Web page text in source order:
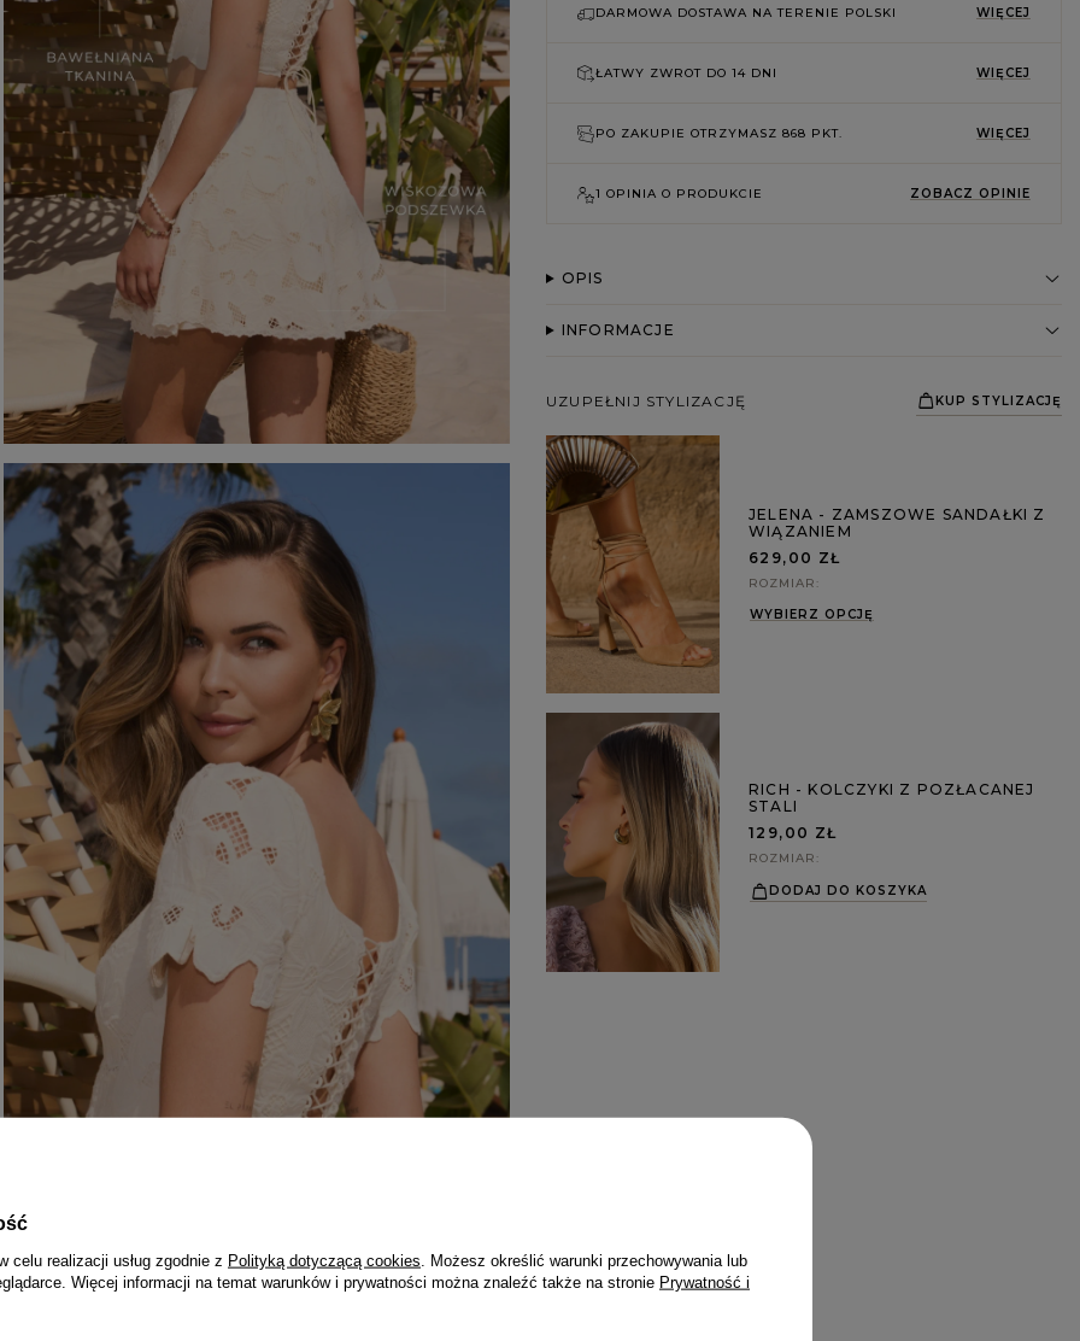
DARMOWA DOSTAWA NA TERENIE POLSKI WIĘCEJ
ŁATWY ZWROT DO 14 DNI WIĘCEJ
PO ZAKUPIE OTRZYMASZ 868 PKT. WIĘCEJ
1 OPINIA O PRODUKCIE ZOBACZ OPINIE
OPIS
INFORMACJE
UZUPEŁNIJ STYLIZACJĘ
JELENA - ZAMSZOWE SANDAŁKI Z
WIĄZANIEM
629,00 ZŁ
ROZMIAR
WYBIERZ OPCJĘ
RICH - KOLCZYKI Z POZŁACANEJ
STALI
129,00 ZŁ
ROZMIAR
DODAJ DO KOSZYKA
KUP STYLIZACJĘ
celu realizacji usług zgodnie z Polityką dotyczącą cookies . Możesz określić warunki przechowywania lub
Więcej informacji na temat warunków i prywatności można znaleźć także na stronie Prywatność i